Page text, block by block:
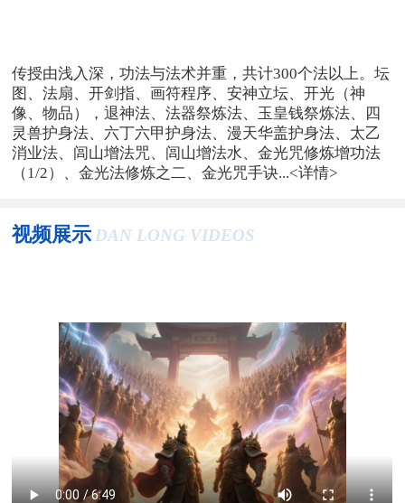
传授由浅入深，功法与法术并重，共计300个法以上。坛
图、法扇、开剑指、画符程序、安神立坛、开光（神
像、物品），退神法、法器祭炼法、玉皇钱祭炼法、四
灵兽护身法、六丁六甲护身法、漫天华盖护身法、太乙
消业法、闾山增法咒、闾山增法水、金光咒修炼增功法
（1/2）、金光法修炼之二、金光咒手诀...<详情>
视频展示 DAN LONG VIDEOS